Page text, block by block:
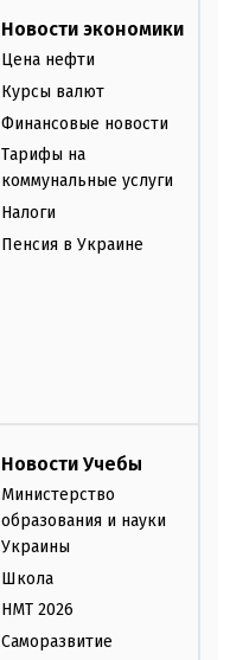
Новости экономики
Цена нефти
Курсы валют
Финансовые новости
Тарифы на
коммунальные услуги
Налоги
Пенсия в Украине
Новости Учебы
Министерство
образования и науки
Украины
Школа
НМТ 2026
Саморазвитие